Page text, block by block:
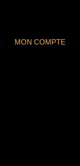
MON COMPTE